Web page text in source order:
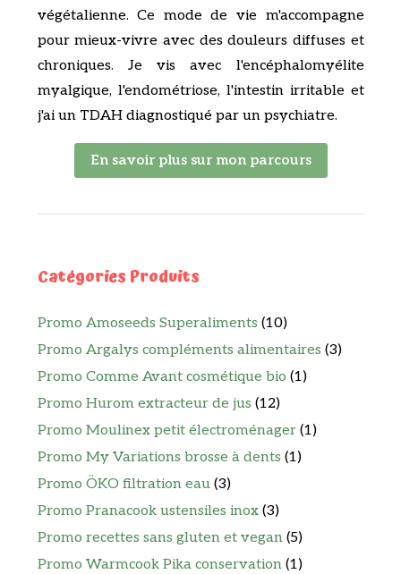
végétalienne. Ce mode de vie m'accompagne
pour mieux-vivre avec des douleurs diffuses et
chroniques. Je vis avec l'encéphalomyélite
myalgique, l'endométriose, l'intestin irritable et
j'ai un TDAH diagnostiqué par un psychiatre.
En savoir plus sur mon parcours
Catégories Produits
Promo Amoseeds Superaliments (10)
Promo Argalys compléments alimentaires (3)
Promo Comme Avant cosmétique bio (1)
Promo Hurom extracteur de jus (12)
Promo Moulinex petit électroménager (1)
Promo My Variations brosse à dents (1)
Promo ÖKO filtration eau (3)
Promo Pranacook ustensiles inox (3)
Promo recettes sans gluten et vegan (5)
Promo Warmcook Pika conservation (1)